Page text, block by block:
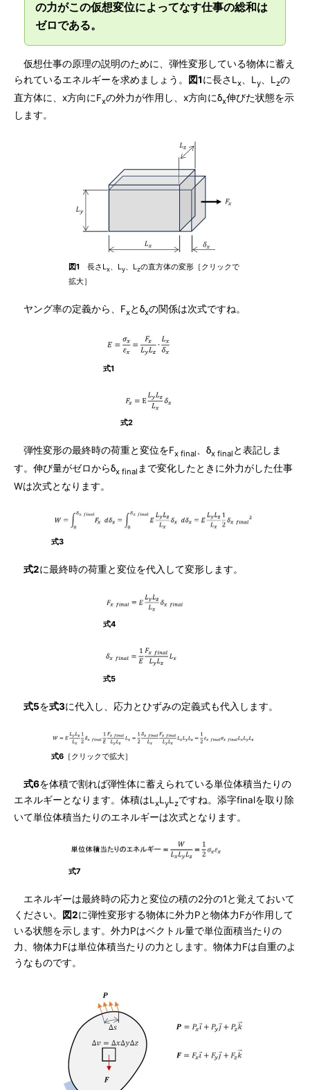
の力がこの仮想変位によってなす仕事の総和は
ゼロである。
仮想仕事の原理の説明のために、弾性変形している物体に蓄え
られているエネルギーを求めましょう。
図1に長さL x 、L y 、L zの
直方体に、x方向にFxの外力が作用し、x方向にδx伸びた状態を示
します。
図1 長さLx、Ly、Lzの直方体の変形［クリックで
拡大］
ヤング率の定義から、Fxとδxの関係は次式ですね。
式1
式2
弾性変形の最終時の荷重と変位をFx final、δx final と表記しま
す。伸び量がゼロからδx final まで変化したときに外力がした仕事
Wは次式となります。
式3
式2に最終時の荷重と変位を代入して変形します。
式4
式5
式5を式3に代入し、応力とひずみの定義式も代入します。
式6 ［クリックで拡大］
式6を体積で割れば弾性体に蓄えられている単位体積当たりの
エネルギーとなります。体積はL xL yL zですね。添字finalを取り除
いて単位体積当たりのエネルギーは次式となります。
式7
エネルギーは最終時の応力と変位の積の2分の1と覚えておいて
ください。
図2に弾性変形する物体に外力Pと物体力Fが作用して
いる状態を示します。外力Pはベクトル量で単位面積当たりの
力、物体力Fは単位体積当たりの力とします。物体力Fは自重のよ
うなものです。